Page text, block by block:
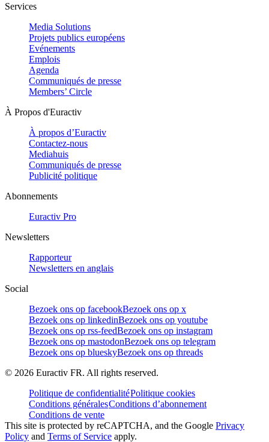
Services
Media Solutions
Projets publics européens
Evénements
Emplois
Agenda
Communiqués de presse
Members’ Circle
À Propos d'Euractiv
À propos d’Euractiv
Contactez-nous
Mediahuis
Communiqués de presse
Publicité politique
Abonnements
Euractiv Pro
Newsletters
Rapporteur
Newsletters en anglais
Social
Bezoek ons op facebookBezoek ons op x
Bezoek ons op linkedinBezoek ons op youtube
Bezoek ons op rss-feedBezoek ons op instagram
Bezoek ons op mastodonBezoek ons op telegram
Bezoek ons op blueskyBezoek ons op threads
© 2026 Euractiv FR. All rights reserved.
Politique de confidentialitéPolitique cookies
Conditions généralesConditions d’abonnement
Conditions de vente
This site is protected by reCAPTCHA, and the Google Privacy
Policy and Terms of Service apply.